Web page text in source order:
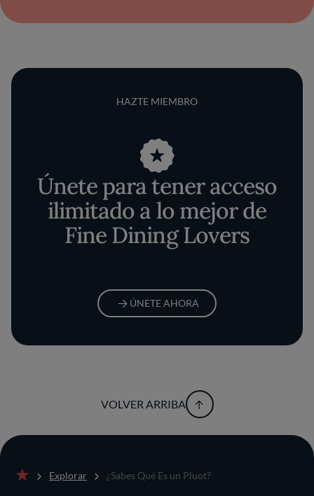
HAZTE MIEMBRO
Únete para tener acceso
ilimitado a lo mejor de
Fine Dining Lovers
ÚNETE AHORA
VOLVER ARRIBA
Explorar ¿Sabes Qué Es un Pluot?